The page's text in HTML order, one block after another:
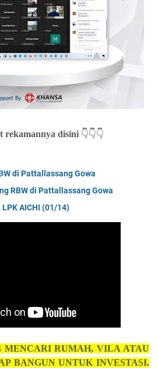
rekamannya disini 👇👇👇
di Pattallassang Gowa
RBW di Pattallassang Gowa
AICHI (01/14)
MENCARI RUMAH, VILA ATAU
BANGUN UNTUK INVESTASI.